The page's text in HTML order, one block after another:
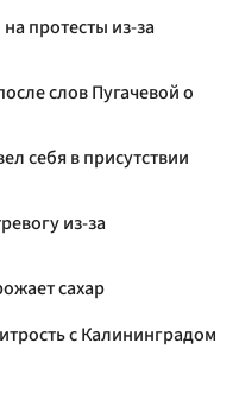
протесты из-за
слов Пугачевой о
cебя в присутствии
из-за
сахар
с Калининградом